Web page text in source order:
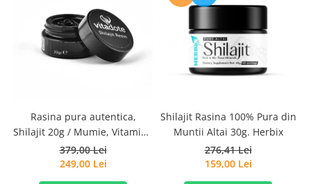
Rasina pura autentica,
Shilajit 20g / Mumie, Vitamine
si Micronutrienti - Vitadote
379,00 Lei
249,00 Lei
Shilajit Rasina 100% Pura din
Muntii Altai 30g. Herbix
276,41 Lei
159,00 Lei